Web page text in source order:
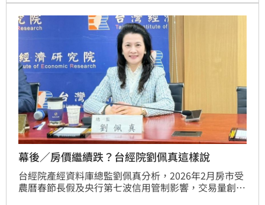
已明顯推高能源供應不確定性，帶動原油與天然氣價格
走揚，未來油價可能維持在每桶90至100美元的高檔區
間，進一步加劇通膨壓力，並影響各國央行的利率決
策；台經院指出，油價若持續走高，全球景氣恐現衰退
風險。
幕後／房價繼續跌？台經院劉佩真這樣說
台經院產經資料庫總監劉佩真分析，2026年2月房市受
農曆春節長假及央行第七波信用管制影響，交易量創歷